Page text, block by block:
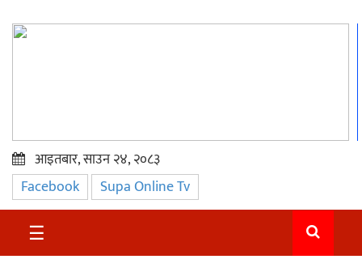
प्रमुख
समाचार
सुदुर
आइतबार, साउन २४, २०८३
Facebook Supa Online Tv
☰